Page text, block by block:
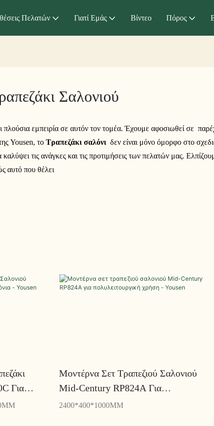
Πελατών Γιατί Εμάς Βίντεο Πόρος
Σαλονιού
εμπειρία σε αυτόν τον τομέα. Έχουμε αφοσιωθεί σε
Yousen, το Τραπεζάκι σαλόνι δεν είναι μόνο όμορφο στο
τις ανάγκες και τις προτιμήσεις των πελατών μας.
αυτό που θέλει
Για
Μοντέρνα Σετ Τραπεζιού Σαλονιού
Mid-Century RP824A Για
Πολυλειτουργική Χρήση - Yousen
2400*400*1000MM